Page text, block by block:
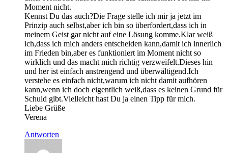
Moment nicht.
Kennst Du das auch?Die Frage stelle ich mir ja jetzt im
Prinzip auch selbst,aber ich bin so überfordert,dass ich in
meinem Geist gar nicht auf eine Lösung komme.Klar weiß
ich,dass ich mich anders entscheiden kann,damit ich innerlich
im Frieden bin,aber es funktioniert im Moment nicht so
wirklich und das macht mich richtig verzweifelt.Dieses hin
und her ist einfach anstrengend und überwältigend.Ich
verstehe es einfach nicht,warum ich nicht damit aufhören
kann,wenn ich doch eigentlich weiß,dass es keinen Grund für
Schuld gibt.Vielleicht hast Du ja einen Tipp für mich.
Liebe Grüße
Verena
Antworten